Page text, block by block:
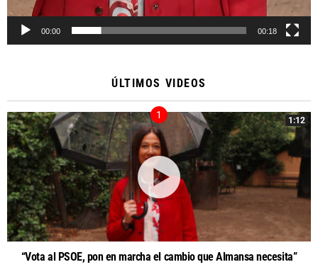
00:00 00:18
ÚLTIMOS VIDEOS
1:12
“Vota al PSOE, pon en marcha el cambio que Almansa necesita”